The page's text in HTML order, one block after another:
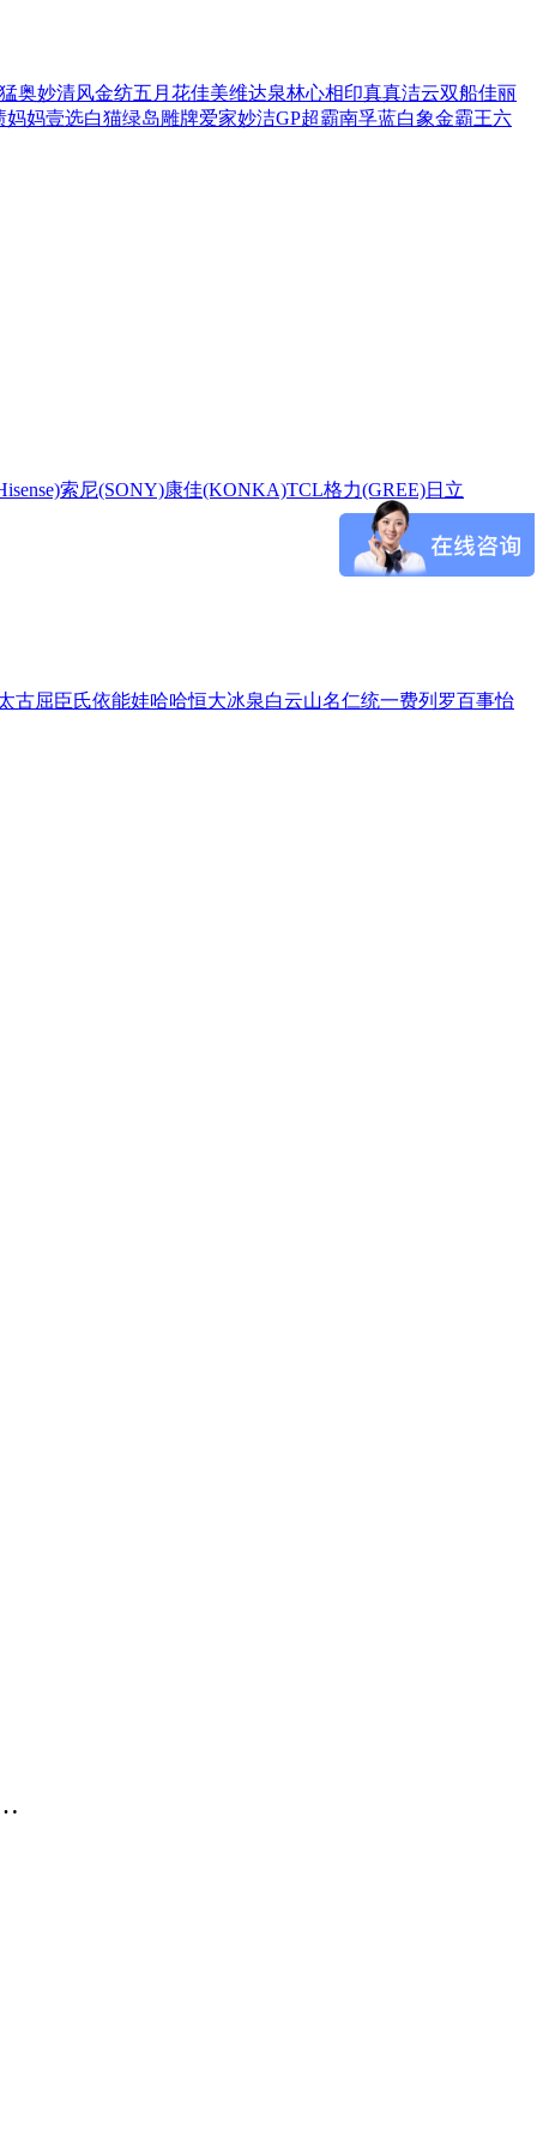
奥妙清风金纺五月花佳美维达泉林心相印真真洁云双船佳丽
妈妈壹选白猫绿岛雕牌爱家妙洁GP超霸南孚蓝白象金霸王六
索尼(SONY)康佳(KONKA)TCL格力(GREE)日立
古屈臣氏依能娃哈哈恒大冰泉白云山名仁统一费列罗百事怡